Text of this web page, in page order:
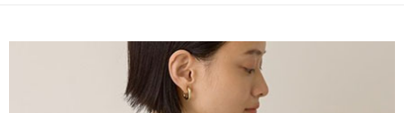
消。如遇「轉專審核」未通過狀況，表示未達大哥付你分期系統評分，恕無
1.分期款項不併入電信帳單，「大哥付你分期」於每月結算日後寄送繳費提
１．簡單：不需註冊會員、不需綁卡、不需儲值。
２．便利：只要手機號碼，簡訊認證，即可結帳。
３．安心：先確認商品／服務後，再付款。
【「AFTEE先享後付」結帳流程】
每筆NT$60，滿NT$388(含以上)免運費